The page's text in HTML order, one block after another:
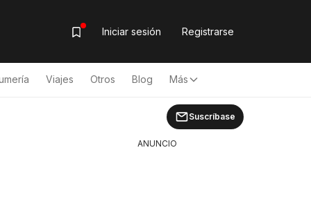
Iniciar sesión Registrarse
Viajes Otros Blog Más
Suscríbase
ANUNCIO